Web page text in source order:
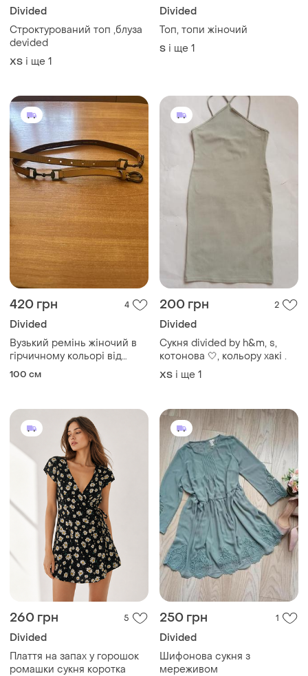
Divided
Строктурований топ ,блуза
devided
ХS і ще 1
Divided
Топ, топи жіночий
S і ще 1
420 грн 4
Divided
Вузький ремінь жіночий в
гірчичному кольорі від
divided з натуральної шкіри
100 см
200 грн 2
Divided
Сукня divided by h&m, s,
котонова 🤍, кольору хакі .
ХS і ще 1
260 грн 5
Divided
Плаття на запах у горошок
ромашки сукня коротка
250 грн 1
Divided
Шифонова сукня з
мереживом